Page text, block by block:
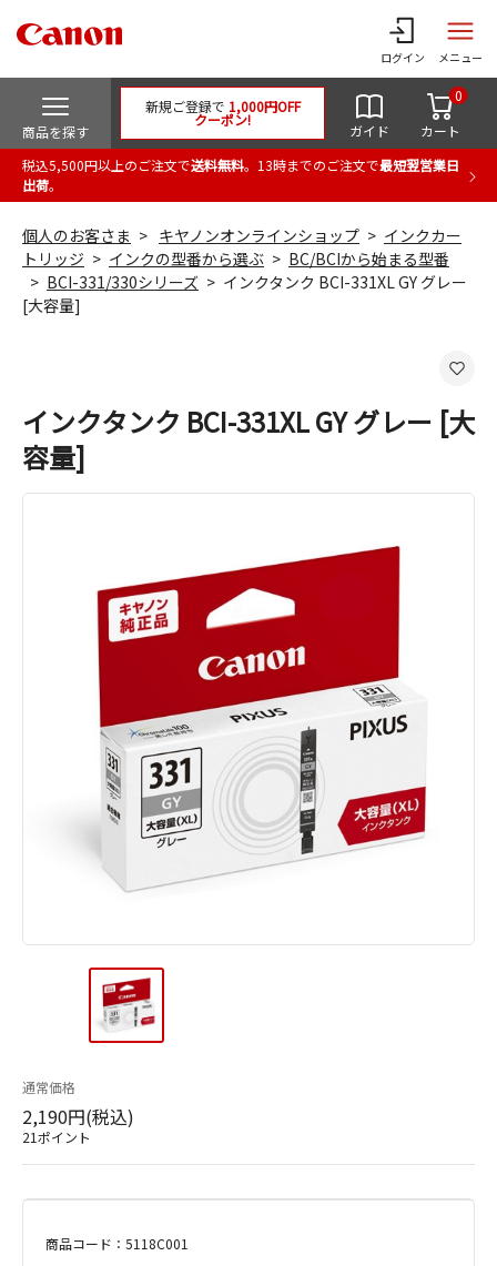
ログイン メニュー
商品を探す
新規ご登録で 1,000円OFF
クーポン!
ガイド カート
0
税込5,500円以上のご注文で送料無料。13時までのご注文で最短翌営業日
出荷。
個人のお客さま キヤノンオンラインショップ
インクカー
トリッジ
インクの型番から選ぶ
BC/BCIから始まる型番
BCI-331/330シリーズ
インクタンク BCI-331XL GY グレー
[大容量]
インクタンク BCI-331XL GY グレー [大
容量]
通常価格
2,190円(税込)
21ポイント
商品コード：5118C001